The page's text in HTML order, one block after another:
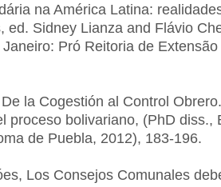
na América Latina:
ed. Sidney Lianza and Flávio
Pró Reitoria de
la Cogestión al Control
proceso bolivariano, (PhD diss.,
de Puebla, 2012), 183-196.
Los Consejos Comunales